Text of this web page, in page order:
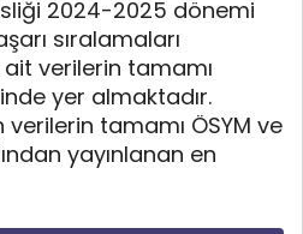
2024-2025 dönemi
sıralamaları
ait verilerin tamamı
yer almaktadır.
tamamı ÖSYM ve
yayınlanan en